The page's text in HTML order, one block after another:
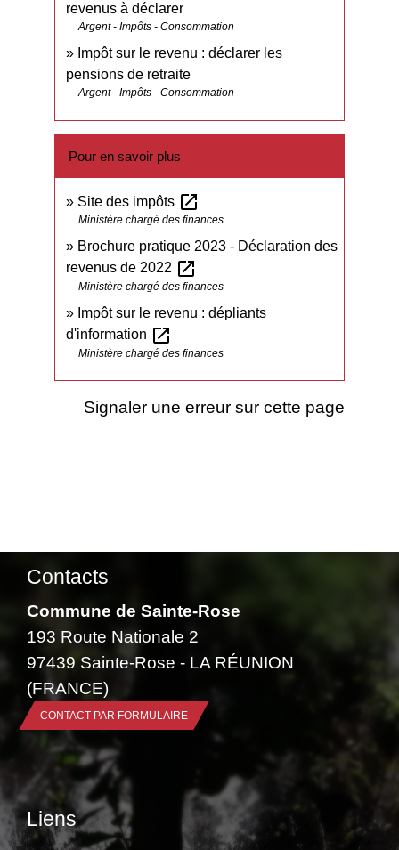
revenus à déclarer
Argent - Impôts - Consommation
Impôt sur le revenu : déclarer les
pensions de retraite
Argent - Impôts - Consommation
Pour en savoir plus
Site des impôts open_in_new
Ministère chargé des finances
Brochure pratique 2023 - Déclaration des
revenus de 2022 open_in_new
Ministère chargé des finances
Impôt sur le revenu : dépliants
d'information open_in_new
Ministère chargé des finances
Signaler une erreur sur cette page
Contacts
Commune de Sainte-Rose
193 Route Nationale 2
97439 Sainte-Rose - LA RÉUNION
(FRANCE)
CONTACT PAR FORMULAIRE
Liens